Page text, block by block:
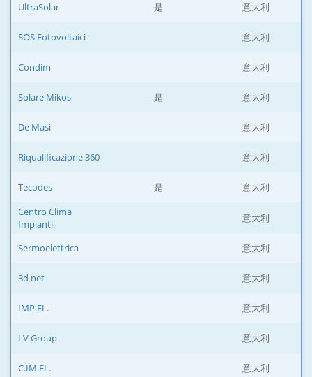
UltraSolar 是 意大利
SOS Fotovoltaici 意大利
Condim 意大利
Solare Mikos 是 意大利
De Masi 意大利
Riqualificazione 360 意大利
Tecodes 是
意大利
Centro Clima
Impianti
意大利
Sermoelettrica 意大利
3d net 意大利
IMP.EL. 意大利
LV Group 意大利
C.IM.EL. 意大利